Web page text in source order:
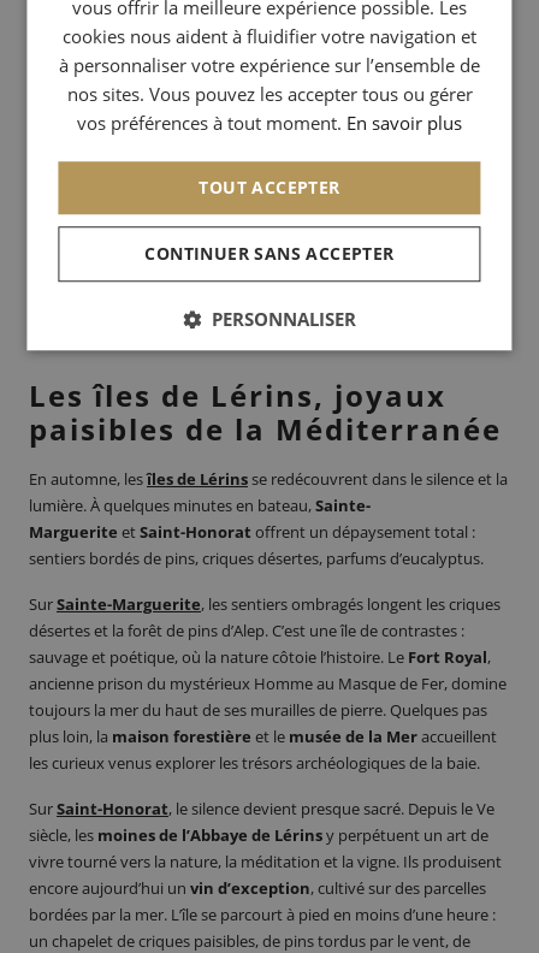
Jusqu’au4 janvier 2026 , l’expositionJean-Michel Othoniel –
Poussière d’étoilesillumine leCentre d’art La Malmaison
avec des œuvres scintillantes inspirées de la nature et de la
lumière méditerranéenne.
L’expositionAux origines de Cannes – Pêche et autres
trésors de la mer , visible jusqu’en avril 2026, retrace
l’histoire maritime et artisanale de la ville.
Les îles de Lérins, joyaux
paisibles de la Méditerranée
En automne, lesîles de Lérinsse redécouvrent dans le silence et la
lumière. À quelques minutes en bateau,Sainte-
Marguerite etSaint-Honorat offrent un dépaysement total :
sentiers bordés de pins, criques désertes, parfums d’eucalyptus.
SurSainte-Marguerite, les sentiers ombragés longent les criques
désertes et la forêt de pins d’Alep. C’est une île de contrastes :
sauvage et poétique, où la nature côtoie l’histoire. Le Fort Royal,
ancienne prison du mystérieux Homme au Masque de Fer, domine
toujours la mer du haut de ses murailles de pierre. Quelques pas
plus loin, la maison forestière et le musée de la Meraccueillent
les curieux venus explorer les trésors archéologiques de la baie.
SurSaint-Honorat, le silence devient presque sacré. Depuis le Ve
siècle, les moines de l’Abbaye de Lérinsy perpétuent un art de
vivre tourné vers la nature, la méditation et la vigne. Ils produisent
encore aujourd’hui un vin d’exception, cultivé sur des parcelles
bordées par la mer. L’île se parcourt à pied en moins d’une heure :
un chapelet de criques paisibles, de pins tordus par le vent, de
GERMAN
ITALIAN
vous offrir la meilleure expérience possible. Les
cookies nous aident à fluidifier votre navigation et
à personnaliser votre expérience sur l’ensemble de
nos sites. Vous pouvez les accepter tous ou gérer
vos préférences à tout moment. En savoir plus
TOUT ACCEPTER
CONTINUER SANS ACCEPTER
PERSONNALISER